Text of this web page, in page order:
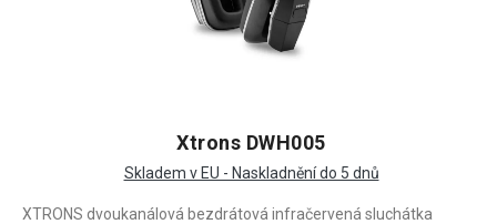
Xtrons DWH005
Skladem v EU - Naskladnění do 5 dnů
XTRONS dvoukanálová bezdrátová infračervená sluchátka